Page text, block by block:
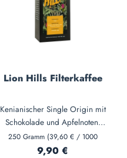
Lion Hills Filterkaffee
Kenianischer Single Origin mit
Schokolade und Apfelnoten.
100% Arabica, hell geröstet –
lebendige Säure und intensive
250 Gramm (39,60 € / 1000
Gramm)
Regulärer Preis:
9,90 €